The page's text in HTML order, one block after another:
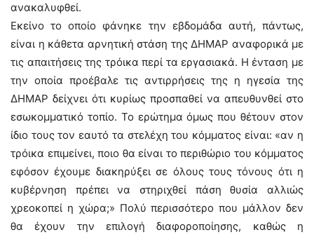
ανακαλυφθεί.
Εκείνο το οποίο φάνηκε την εβδομάδα αυτή, πάντως,
είναι η κάθετα αρνητική στάση της ΔΗΜΑΡ αναφορικά με
τις απαιτήσεις της τρόικα περί τα εργασιακά. Η ένταση με
την οποία προέβαλε τις αντιρρήσεις της η ηγεσία της
ΔΗΜΑΡ δείχνει ότι κυρίως προσπαθεί να απευθυνθεί στο
εσωκομματικό τοπίο. Το ερώτημα όμως που θέτουν στον
ίδιο τους τον εαυτό τα στελέχη του κόμματος είναι: «αν η
τρόικα επιμείνει, ποιο θα είναι το περιθώριο του κόμματος
εφόσον έχουμε διακηρύξει σε όλους τους τόνους ότι η
κυβέρνηση πρέπει να στηριχθεί πάση θυσία αλλιώς
χρεοκοπεί η χώρα;» Πολύ περισσότερο που μάλλον δεν
θα έχουν την επιλογή διαφοροποίησης, καθώς η